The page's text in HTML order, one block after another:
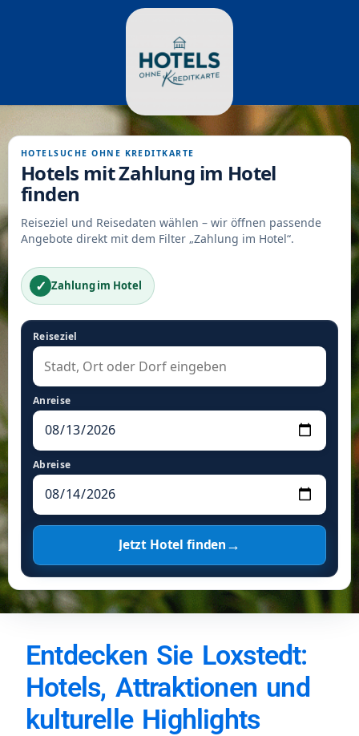
HOTELSUCHE OHNE KREDITKARTE
Hotels mit Zahlung im Hotel
finden
Reiseziel und Reisedaten wählen – wir öffnen passende
Angebote direkt mit dem Filter „Zahlung im Hotel“.
✓ Zahlung im Hotel
Reiseziel
Anreise
Abreise
Jetzt Hotel finden→
Entdecken Sie Loxstedt:
Hotels, Attraktionen und
kulturelle Highlights